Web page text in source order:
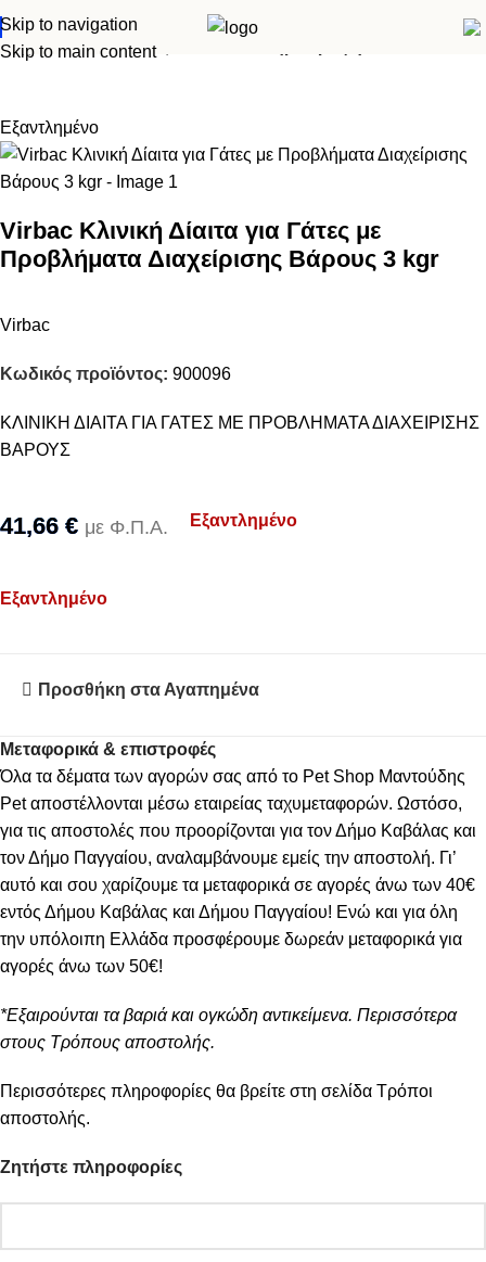
Skip to navigation
Skip to main content
Αρχική σελίδα Κλινική δίαιτα
Εξαντλημένο
Virbac Κλινική Δίαιτα για Γάτες με
Προβλήματα Διαχείρισης Βάρους 3 kgr
Virbac
Κωδικός προϊόντος: 900096
ΚΛΙΝΙΚΗ ΔΙΑΙΤΑ ΓΙΑ ΓΑΤΕΣ ΜΕ ΠΡΟΒΛΗΜΑΤΑ ΔΙΑΧΕΙΡΙΣΗΣ
ΒΑΡΟΥΣ
41,66 € με Φ.Π.Α. Εξαντλημένο
Εξαντλημένο
Προσθήκη στα Αγαπημένα
Μεταφορικά & επιστροφές
Όλα τα δέματα των αγορών σας από το Pet Shop Μαντούδης
Pet αποστέλλονται μέσω εταιρείας ταχυμεταφορών. Ωστόσο,
για τις αποστολές που προορίζονται για τον Δήμο Καβάλας και
τον Δήμο Παγγαίου, αναλαμβάνουμε εμείς την αποστολή. Γι’
αυτό και σου χαρίζουμε τα μεταφορικά σε αγορές άνω των 40€
εντός Δήμου Καβάλας και Δήμου Παγγαίου! Ενώ και για όλη
την υπόλοιπη Ελλάδα προσφέρουμε δωρεάν μεταφορικά για
αγορές άνω των 50€!
*Εξαιρούνται τα βαριά και ογκώδη αντικείμενα. Περισσότερα
στους Τρόπους αποστολής.
Περισσότερες πληροφορίες θα βρείτε στη σελίδα Τρόποι
αποστολής.
Ζητήστε πληροφορίες